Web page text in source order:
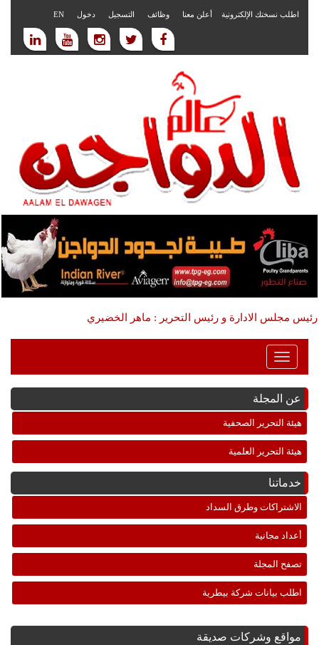
اطلب نسختك الإلكترونية أعلن معنا وظائف التسجيل دخول EN
رئيس مجلس الادارة و رئيس التحرير : ماهر الخضيري
Toggle
Navigation
عن المجلة
هيئة التحرير الصحفية
هيئة التحرير العلمية
خدماتنا
الاشتراكات وطرق السداد
أعداد مجانية
تصفح المجلة
اطلب بيانات شركة بيطرية
مواقع وشركات صديقة